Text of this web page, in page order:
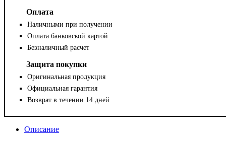
Оплата
Наличными при получении
Оплата банковской картой
Безналичный расчет
Защита покупки
Оригинальная продукция
Официальная гарантия
Возврат в течении 14 дней
Описание